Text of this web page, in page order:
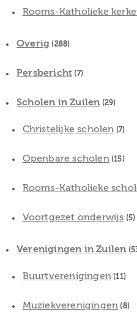
Rooms-Katholieke
Overig (288)
Persbericht (7)
Scholen in Zuilen (29)
Christelijke scholen (7)
Openbare scholen(15)
Rooms-Katholieke
Voortgezet onderwijs (5)
Verenigingen in Zuilen
Buurtverenigingen (11)
Muziekverenigingen (8)